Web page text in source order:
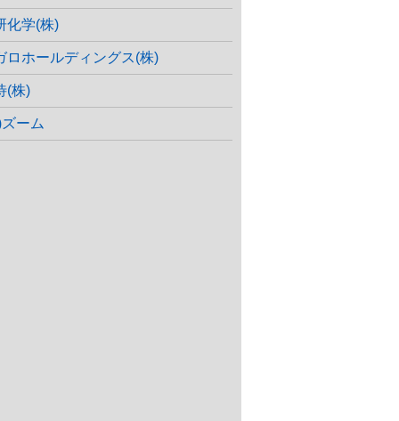
化学(株)
ロホールディングス(株)
(株)
ーム